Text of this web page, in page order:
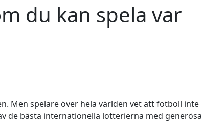
du kan spela var
Men spelare över hela världen vet att fotboll inte
de bästa internationella lotterierna med generösa